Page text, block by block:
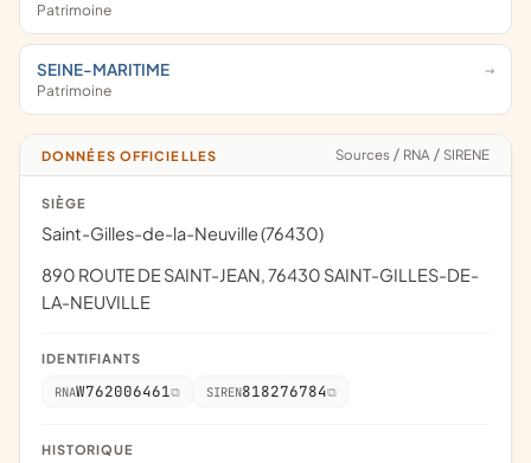
Patrimoine
SEINE-MARITIME
Patrimoine
DONNÉES OFFICIELLES Sources / RNA / SIRENE
SIÈGE
Saint-Gilles-de-la-Neuville (76430)
890 ROUTE DE SAINT-JEAN, 76430 SAINT-GILLES-DE-
LA-NEUVILLE
IDENTIFIANTS
RNAW762006461 SIREN818276784
HISTORIQUE